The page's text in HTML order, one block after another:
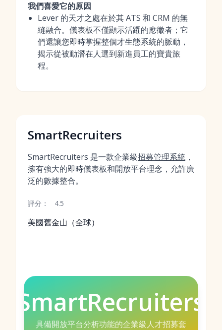
我們喜愛它的原因
Lever 的天才之處在於其 ATS 和 CRM 的無
縫融合。儀表板不僅顯示活躍的應徵者；它
們還讓您即時掌握整個才生態系統的脈動，
揭示從被動潛在人選到新進員工的寶貴旅
程。
SmartRecruiters
SmartRecruiters 是一款企業級招募管理系統 ，
擁有強大的即時儀表板和開放平台理念，允許廣
泛的數據整合。
評分： 4.5
美國舊金山（全球）
SmartRecruiters
具備開放平台分析功能的企業級人才招募套